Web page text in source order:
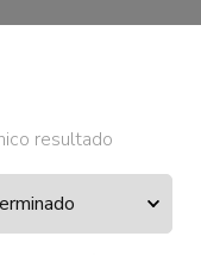
resultado